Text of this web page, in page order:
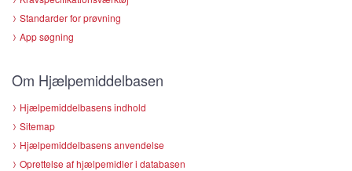
Standarder for prøvning
App søgning
Om Hjælpemiddelbasen
Hjælpemiddelbasens indhold
Sitemap
Hjælpemiddelbasens anvendelse
Oprettelse af hjælpemidler i databasen